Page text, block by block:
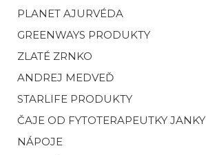
PLANET AJURVÉDA
GREENWAYS PRODUKTY
ZLATÉ ZRNKO
ANDREJ MEDVEĎ
STARLIFE PRODUKTY
ČAJE OD FYTOTERAPEUTKY JANKY
NÁPOJE